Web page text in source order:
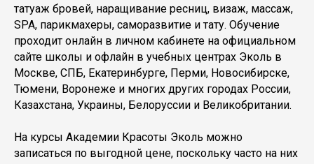
татуаж бровей, наращивание ресниц, визаж, массаж,
SPA, парикмахеры, саморазвитие и тату. Обучение
проходит онлайн в личном кабинете на официальном
сайте школы и офлайн в учебных центрах Эколь в
Москве, СПБ, Екатеринбурге, Перми, Новосибирске,
Тюмени, Воронеже и многих других городах России,
Казахстана, Украины, Белоруссии и Великобритании.
На курсы Академии Красоты Эколь можно
записаться по выгодной цене, поскольку часто на них